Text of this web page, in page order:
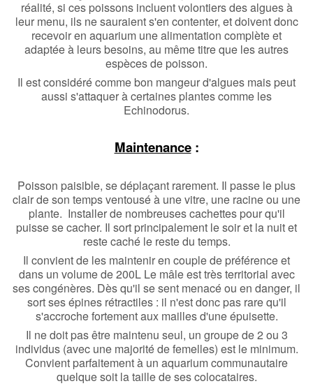
réalité, si ces poissons incluent volontiers des algues à
leur menu, ils ne sauraient s'en contenter, et doivent donc
recevoir en aquarium une alimentation complète et
adaptée à leurs besoins, au même titre que les autres
espèces de poisson.
Il est considéré comme bon mangeur d'algues mais peut
aussi s'attaquer à certaines plantes comme les
Echinodorus.
Maintenance:
Poisson paisible, se déplaçant rarement. Il passe le plus
clair de son temps ventousé à une vitre, une racine ou une
plante. Installer de nombreuses cachettes pour qu'il
puisse se cacher. Il sort principalement le soir et la nuit et
reste caché le reste du temps.
Il convient de les maintenir en couple de préférence et
dans un volume de 200L Le mâle est très territorial avec
ses congénères. Dès qu'il se sent menacé ou en danger, il
sort ses épines rétractiles : il n'est donc pas rare qu'il
s'accroche fortement aux mailles d'une épuisette.
Il ne doit pas être maintenu seul, un groupe de 2 ou 3
individus (avec une majorité de femelles) est le minimum.
Convient parfaitement à un aquarium communautaire
quelque soit la taille de ses colocataires.